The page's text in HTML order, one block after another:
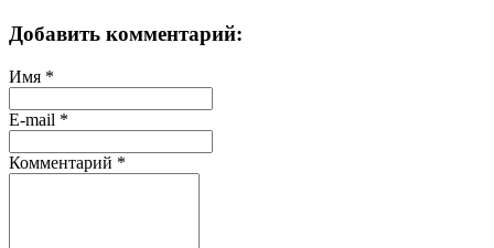
Добавить комментарий:
Имя *
E-mail *
Комментарий *